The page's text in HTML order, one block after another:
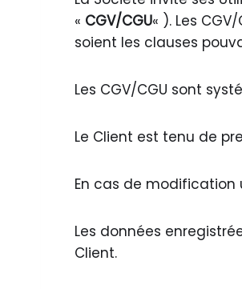
« CGV/CGU« ). Les
soient les clauses
Les CGV/CGU sont
Le Client est tenu de
En cas de modification
Les données
Client.